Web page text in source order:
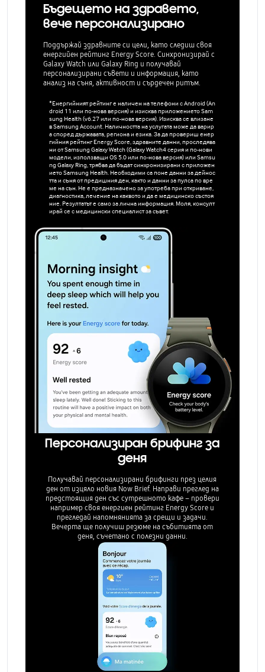
Бъдещето на здравето,
вече персонализирано
Поддържай здравните си цели, като следиш своя
енергийен рейтинг Energy Score. Синхронизирай с
Galaxy Watch или Galaxy Ring и получавай
персонализирани съвети и информация, като
анализ на съня, активност и сърдечен ритъм.
*Енергийният рейтинг е наличен на телефони с Android (An
droid 11 или по-нова версия) и изисква приложението Sam
sung Health (v6.27 или по-нова версия). Изисква се влизане
в Samsung Account. Наличността на услугата може да варир
а според държавата, региона и езика. За да провериш енер
гийния рейтинг Energy Score, здравните данни, проследява
ни от Samsung Galaxy Watch (Galaxy Watch4 серия и по-нови
модели, използващи OS 5.0 или по-нова версия) или Samsu
ng Galaxy Ring, трябва да бъдат синхронизирани с приложен
ието Samsung Health. Необходими са поне данни за дейнос
тта и съня от предишния ден, както и данни за пулса по вре
ме на сън. Не е предназначено за употреба при откриване,
диагностика, лечение на каквото и да е медицинско състоя
ние. Резултатът е само за лична информация. Моля, консулт
ирай се с медицински специалист за съвет.
Персонализиран брифинг за
деня
Получавай персонализирани брифинги през целия
ден от изцяло новия Now Brief. Направи преглед на
предстоящия ден със сутрешното кафе – провери
например своя енергиен рейтинг Energy Score и
прегледай напомнянията за срещи и задачи.
Вечерта ще получиш резюме на събитията от
деня, съчетано с полезни данни.